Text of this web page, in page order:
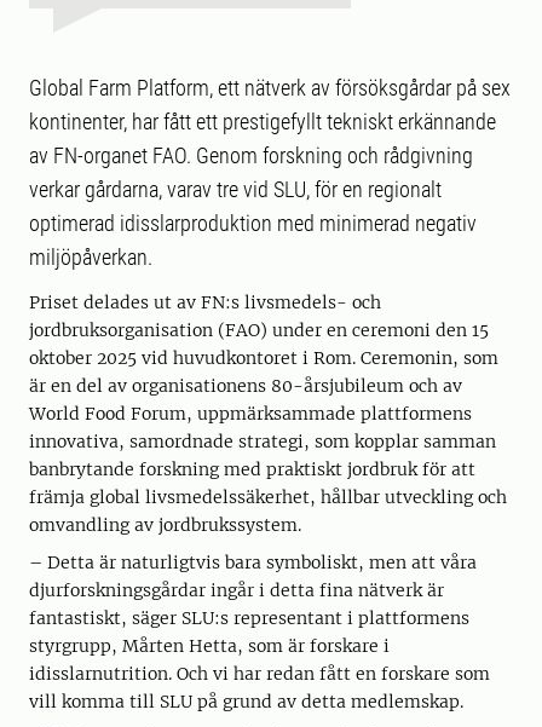
Global Farm Platform, ett nätverk av försöksgårdar på sex
kontinenter, har fått ett prestigefyllt tekniskt erkännande
av FN-organet FAO. Genom forskning och rådgivning
verkar gårdarna, varav tre vid SLU, för en regionalt
optimerad idisslarproduktion med minimerad negativ
miljöpåverkan.
Priset delades ut av FN:s livsmedels- och
jordbruksorganisation (FAO) under en ceremoni den 15
oktober 2025 vid huvudkontoret i Rom. Ceremonin, som
är en del av organisationens 80-årsjubileum och av
World Food Forum, uppmärksammade plattformens
innovativa, samordnade strategi, som kopplar samman
banbrytande forskning med praktiskt jordbruk för att
främja global livsmedelssäkerhet, hållbar utveckling och
omvandling av jordbrukssystem.
– Detta är naturligtvis bara symboliskt, men att våra
djurforskningsgårdar ingår i detta fina nätverk är
fantastiskt, säger SLU:s representant i plattformens
styrgrupp, Mårten Hetta, som är forskare i
idisslarnutrition. Och vi har redan fått en forskare som
vill komma till SLU på grund av detta medlemskap.